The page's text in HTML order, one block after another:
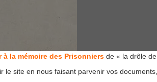
à la mémoire des Prisonniers de « la drôle de
le site en nous faisant parvenir vos documents,